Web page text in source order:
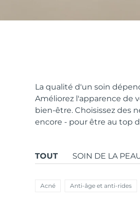
La qualité d'un soin
Améliorez l'apparence de
bien-être. Choisissez des
encore - pour être au top
TOUT SOIN DE LA
Acné Anti-âge et anti-rides
FAQ™ Dual LED Panel
POPULAIRE